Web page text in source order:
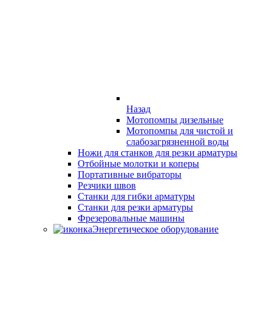
Назад
Мотопомпы дизельные
Мотопомпы для чистой и
слабозагрязненной воды
Ножи для станков для резки арматуры
Отбойные молотки и коперы
Портативные вибраторы
Резчики швов
Станки для гибки арматуры
Станки для резки арматуры
Фрезеровальные машины
Энергетическое оборудование